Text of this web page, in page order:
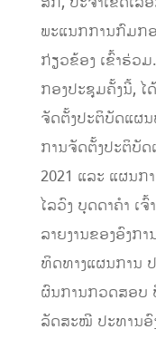
ພະແນກການກົມກ
ກ່ຽວຂ້ອງ ເຂົ້າຮ່ວມ.
ກອງປະຊຸມຄັ້ງນີ້,​ ໄ
ຈັດຕັ້ງປະຕິບັດແຜ
ການຈັດຕັ້ງປະຕິບັ
2021 ແລະ ແຜນກ
ໄລວົງ ບຸດດາຄໍາ ເ
ລາຍງານຂອງອົງກ
ທິດທາງແຜນການ
ຜົນການກວດສອບ
ລັດສະໝີ ປະທານອົ